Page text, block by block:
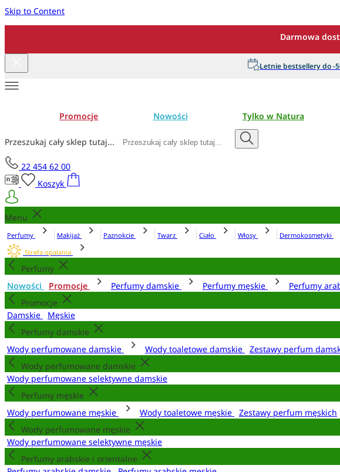
Skip to Content
Darmowa
Letnie bestsellery do -
Promocje Nowości Tylko w Natura
Przeszukaj cały sklep tutaj...
22 454 62 00
Koszyk
Menu
Perfumy Makijaż Paznokcie Twarz Ciało Włosy Dermokosmetyki
Strefa opalania
Perfumy
Nowości
Promocje Perfumy damskie Perfumy męskie Perfumy
Promocje
Damskie
Męskie
Perfumy damskie
Wody perfumowane damskie
Wody toaletowe damskie
Zestawy perfum
Wody perfumowane damskie
Wody perfumowane selektywne damskie
Perfumy męskie
Wody perfumowane męskie
Wody toaletowe męskie
Zestawy perfum męskich
Wody perfumowane męskie
Wody perfumowane selektywne męskie
Perfumy arabskie i orientalne